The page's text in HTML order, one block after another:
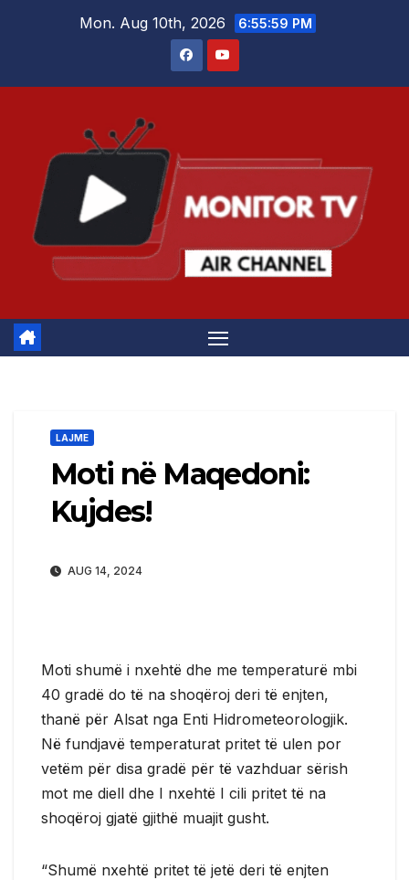
Mon. Aug 10th, 2026 6:56:00 PM
LAJME
Moti në Maqedoni:
Kujdes!
AUG 14, 2024
Moti shumë i nxehtë dhe me temperaturë mbi
40 gradë do të na shoqëroj deri të enjten,
thanë për Alsat nga Enti Hidrometeorologjik.
Në fundjavë temperaturat pritet të ulen por
vetëm për disa gradë për të vazhduar sërish
mot me diell dhe I nxehtë I cili pritet të na
shoqëroj gjatë gjithë muajit gusht.
“Shumë nxehtë pritet të jetë deri të enjten